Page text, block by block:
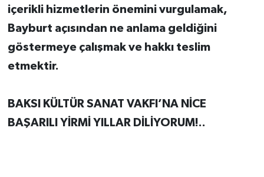
içerikli hizmetlerin önemini vurgulamak,
Bayburt açısından ne anlama geldiğini
göstermeye çalışmak ve hakkı teslim
etmektir.
BAKSI KÜLTÜR SANAT VAKFI’NA NİCE
BAŞARILI YİRMİ YILLAR DİLİYORUM!..